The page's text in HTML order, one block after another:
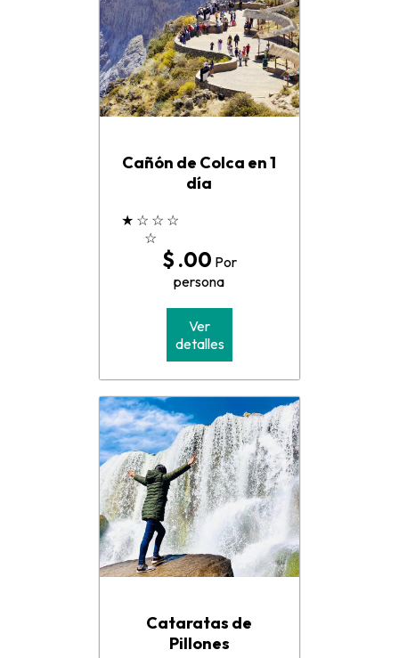
Cañón de Colca en 1
día
★ ☆ ☆ ☆
☆
$ .00 Por
persona
Ver
detalles
Cataratas de
Pillones